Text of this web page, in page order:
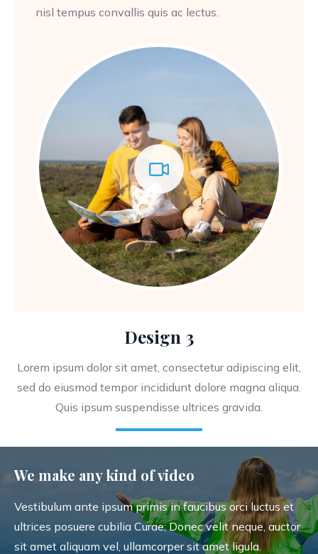
nisl tempus convallis quis ac lectus.
Design 3
Lorem ipsum dolor sit amet, consectetur adipiscing elit,
sed do eiusmod tempor incididunt dolore magna aliqua.
Quis ipsum suspendisse ultrices gravida.
We make any kind of video
Vestibulum ante ipsum primis in faucibus orci luctus et
ultrices posuere cubilia Curae; Donec velit neque, auctor
sit amet aliquam vel, ullamcorper sit amet ligula.